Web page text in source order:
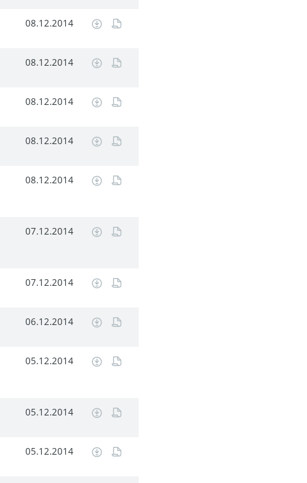
08.12.2014
08.12.2014
08.12.2014
08.12.2014
08.12.2014
07.12.2014
07.12.2014
06.12.2014
05.12.2014
05.12.2014
05.12.2014